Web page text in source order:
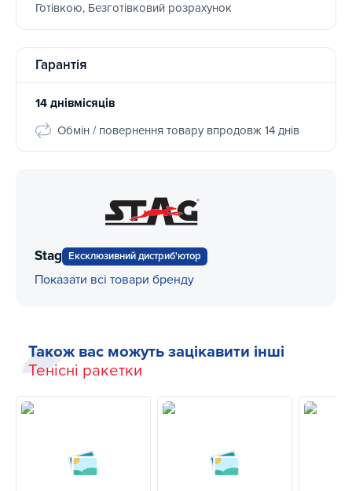
Готівкою, Безготівковий розрахунок
Гарантія
14 днівмісяців
Обмін / повернення товару впродовж 14 днів
Stag Ексклюзивний дистриб'ютор
Показати всі товари бренду
Також вас можуть зацікавити інші
Тенісні ракетки